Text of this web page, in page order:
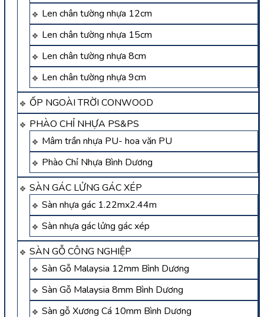
Len chân tường nhựa 12cm
Len chân tường nhựa 15cm
Len chân tường nhựa 8cm
Len chân tường nhựa 9cm
ỐP NGOÀI TRỜI CONWOOD
PHÀO CHỈ NHỰA PS&PS
Mâm trần nhựa PU- hoa văn PU
Phào Chỉ Nhựa Bình Dương
SÀN GÁC LỬNG GÁC XÉP
Sàn nhựa gác 1.22mx2.44m
Sàn nhựa gác lửng gác xép
SÀN GỖ CÔNG NGHIỆP
Sàn Gỗ Malaysia 12mm Bình Dương
Sàn Gỗ Malaysia 8mm Bình Dương
Sàn gỗ Xương Cá 10mm Bình Dương